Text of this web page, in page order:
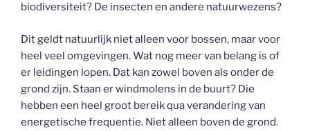
biodiversiteit? De insecten en andere natuurwezens?
Dit geldt natuurlijk niet alleen voor bossen, maar voor
heel veel omgevingen. Wat nog meer van belang is of
er leidingen lopen. Dat kan zowel boven als onder de
grond zijn. Staan er windmolens in de buurt? Die
hebben een heel groot bereik qua verandering van
energetische frequentie. Niet alleen boven de grond.